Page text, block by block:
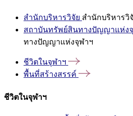
สำนักบริหารวิจัย สำนักบริหารวิ
สถาบันทรัพย์สินทางปัญญาแห่ง
ทางปัญญาแห่งจุฬาฯ
ชีวิตในจุฬาฯ
พื้นที่สร้างสรรค์
ชีวิตในจุฬาฯ